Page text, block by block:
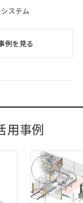
ステム
例を見る
用事例